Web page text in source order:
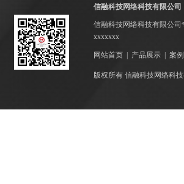
信融科技网络科技有限公司
信融科技网络科技有限公
xxxxxxx
网站首页 产品展示 案
版权所有 信融科技网络科